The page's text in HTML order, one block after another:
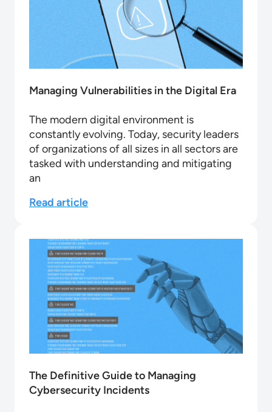
Managing Vulnerabilities in the Digital Era
The modern digital environment is
constantly evolving. Today, security leaders
of organizations of all sizes in all sectors are
tasked with understanding and mitigating
an
Read article
The Definitive Guide to Managing
Cybersecurity Incidents